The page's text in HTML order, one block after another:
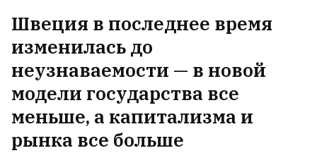
Швеция в последнее время
изменилась до
неузнаваемости — в новой
модели государства все
меньше, а капитализма и
рынка все больше
Трамп заявил, что Украина не
получит ракет Patriot
3
В Вильнюсе раскопали место
итальянского сада Радзивиллов и